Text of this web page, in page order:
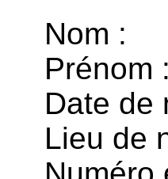
Nom :
Prénom :
Date de
Lieu de